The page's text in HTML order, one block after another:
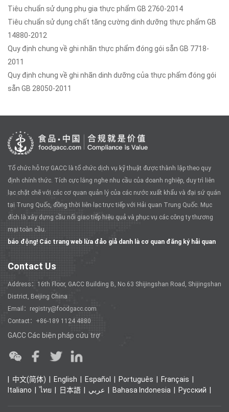
Tiêu chuẩn sử dụng phụ gia thực phẩm GB 2760-2014
Tiêu chuẩn sử dụng chất tăng cường dinh dưỡng thực phẩm GB
14880-2012
Quy định chung về ghi nhãn thực phẩm đóng gói sẵn GB 7718-
2011
Quy định chung về ghi nhãn dinh dưỡng của thực phẩm đóng gói
sẵn GB 28050-2011
Tổ chức hỗ trợ GACC là tổ chức dịch vụ kỹ thuật được thành lập theo quy
định chính thức. Tích cực lắng nghe nhu cầu của doanh nghiệp, duy trì liên
lạc chặt chẽ với các cơ quan quản lý của các nước xuất khẩu và đại sứ quán
tại Trung Quốc, đồng thời liên lạc trực tiếp với Hải quan Trung Quốc. Mục
đích là xây dựng cầu nối giao tiếp hiệu quả và phục vụ các công ty thương
mại toàn cầu.
báo động! Các trang web lừa đảo giả danh là cơ quan đăng ký hải quan
Contact Us
Address：16th Floor, GACC Building B, No.63 Shijingshan Road, Shijingshan
District, Beijing China
Email：registry@foodgacc.com
Contact：+86-189 1124 4880
GACC Các biện pháp cứu trợ
中文(简体) English Español Português
Français
Italiano
ไทย 日本語 عربي Bahasa Indonesia Ρусский